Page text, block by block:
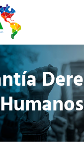
Humanos